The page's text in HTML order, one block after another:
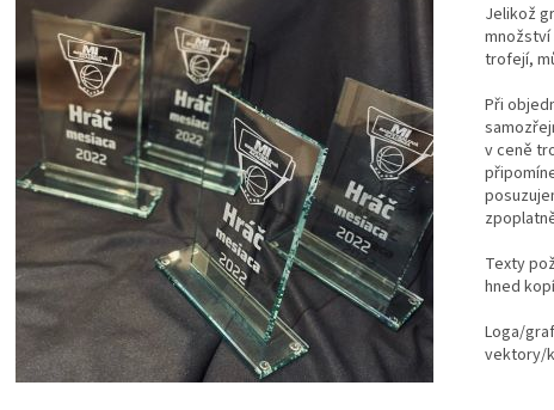
Jelikož
trofejí,
Při
v ceně
Texty
hned
Loga/
vektory/